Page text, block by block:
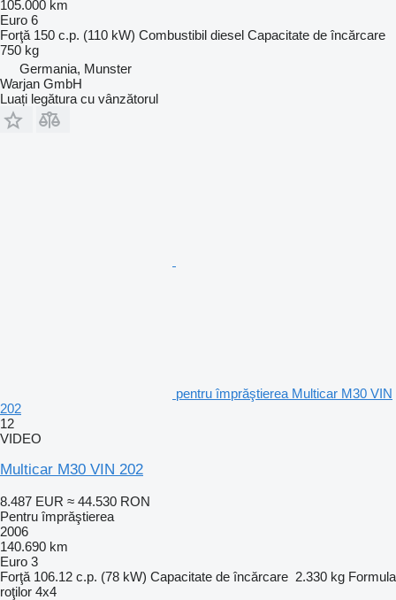
105.000 km
Euro 6
Forţă 150 c.p. (110 kW) Combustibil diesel Capacitate de încărcare
750 kg
Germania, Munster
Warjan GmbH
Luați legătura cu vânzătorul
pentru împrăştierea Multicar M30 VIN
202
12
VIDEO
Multicar M30 VIN 202
8.487 EUR ≈ 44.530 RON
Pentru împrăştierea
2006
140.690 km
Euro 3
Forţă 106.12 c.p. (78 kW) Capacitate de încărcare 2.330 kg Formula
roţilor 4x4